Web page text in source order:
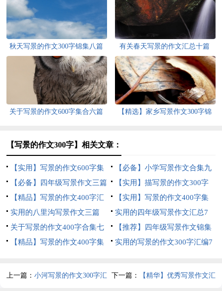
秋天写景的作文300字锦集八篇 有关春天写景的作文汇总十篇
关于写景的作文600字集合六篇
【精选】家乡写景作文300字锦
【写景的作文300字】相关文章：
【实用】写景的作文600字集
合5篇
【必备】小学写景作文合集九
篇
【必备】四年级写景作文三篇
【实用】描写景的作文300字
合集六篇
【精品】写景的作文400字汇
总八篇
【实用】写景的作文400字集
合8篇
实用的八里沟写景作文三篇
实用的四年级写景作文汇总7
篇
关于写景的作文400字合集七
篇
【推荐】四年级写景作文锦集
七篇
【精品】写景的作文400字集
实用的写景的作文300字汇编7
上一篇：小河写景的作文300字汇 下一篇： 【精华】优秀写景作文汇